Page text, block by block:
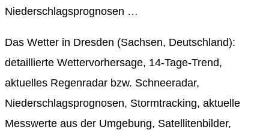
Niederschlagsprognosen …
Das Wetter in Dresden (Sachsen, Deutschland):
detaillierte Wettervorhersage, 14-Tage-Trend,
aktuelles Regenradar bzw. Schneeradar,
Niederschlagsprognosen, Stormtracking, aktuelle
Messwerte aus der Umgebung, Satellitenbilder,